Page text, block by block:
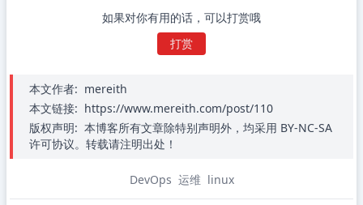
如果对你有用的话，可以打赏哦
打赏
本文作者: mereith
本文链接: https://www.mereith.com/post/110
版权声明: 本博客所有文章除特别声明外，均采用 BY-NC-SA
许可协议。转载请注明出处！
DevOps 运维 linux